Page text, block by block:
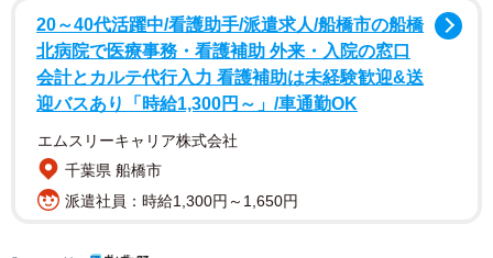
20～40代活躍中/看護助手/派遣求人/船橋市の船橋
北病院で医療事務・看護補助 外来・入院の窓口
会計とカルテ代行入力 看護補助は未経験歓迎&送
迎バスあり「時給1,300円～」/車通勤OK
エムスリーキャリア株式会社
千葉県 船橋市
派遣社員：時給1,300円～1,650円